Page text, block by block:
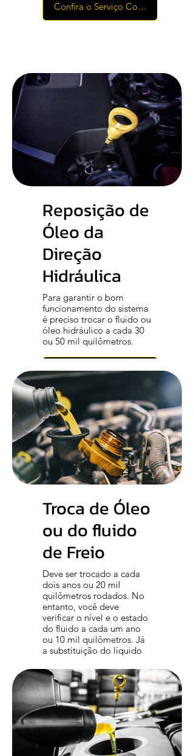
Confira o Serviço Completo
Reposição de
Óleo da
Direção
Hidráulica
Para garantir o bom
funcionamento do sistema
é preciso trocar o fluido ou
óleo hidráulico a cada 30
ou 50 mil quilômetros.
Confira o Serviço Completo
Troca de Óleo
ou do fluido
de Freio
Deve ser trocado a cada
dois anos ou 20 mil
quilômetros rodados. No
entanto, você deve
verificar o nível e o estado
do fluido a cada um ano
ou 10 mil quilômetros. Já
a substituição do líquido
anos ou 20 mil km. Por
isso, fique atento a hora da
troca.
Confira o Serviço Completo